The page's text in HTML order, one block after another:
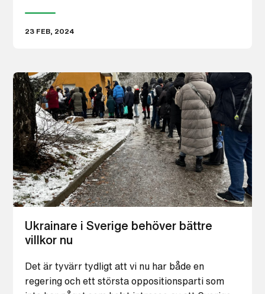
23 FEB, 2024
Ukrainare i Sverige behöver bättre
villkor nu
Det är tyvärr tydligt att vi nu har både en
regering och ett största oppositionsparti som